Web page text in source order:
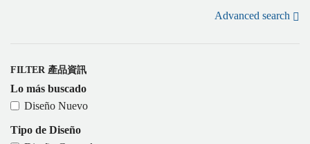
Advanced search
FILTER 產品資訊
Lo más buscado
Diseño Nuevo
Tipo de Diseño